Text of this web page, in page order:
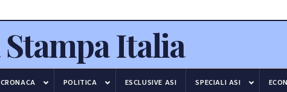
CRONACA POLITICA ESCLUSIVE ASI SPECIALI ASI